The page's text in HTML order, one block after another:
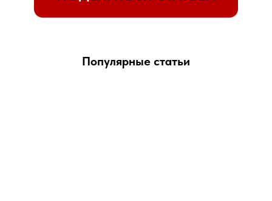
Популярные статьи